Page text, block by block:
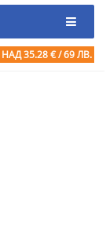
НАД 35.28 € / 69 ЛВ.